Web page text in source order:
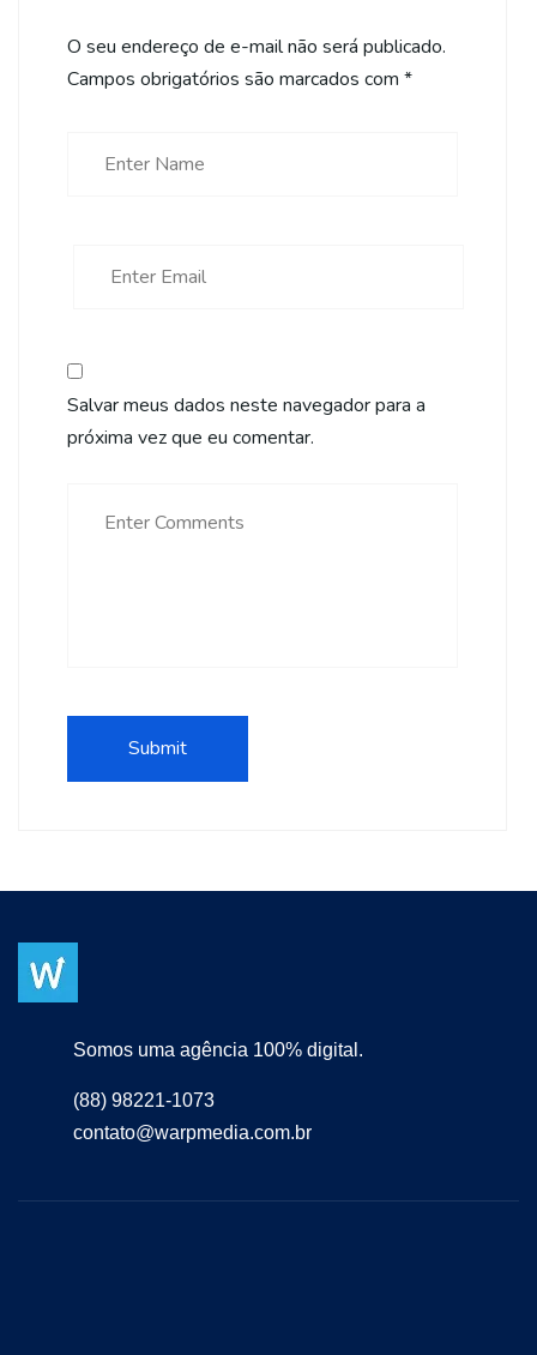
O seu endereço de e-mail não será publicado.
Campos obrigatórios são marcados com *
Salvar meus dados neste navegador para a
próxima vez que eu comentar.
Somos uma agência 100% digital.
(88) 98221-1073
contato@warpmedia.com.br